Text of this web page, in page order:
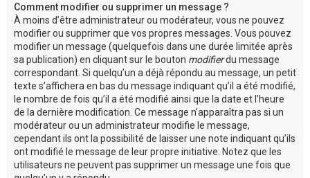
Comment modifier ou supprimer un message ?
À moins d’être administrateur ou modérateur, vous ne pouvez
modifier ou supprimer que vos propres messages. Vous pouvez
modifier un message (quelquefois dans une durée limitée après
sa publication) en cliquant sur le bouton modifierdu message
correspondant. Si quelqu’un a déjà répondu au message, un petit
texte s’affichera en bas du message indiquant qu’il a été modifié,
le nombre de fois qu’il a été modifié ainsi que la date et l’heure
de la dernière modification. Ce message n’apparaîtra pas si un
modérateur ou un administrateur modifie le message,
cependant ils ont la possibilité de laisser une note indiquant qu’ils
ont modifié le message de leur propre initiative. Notez que les
utilisateurs ne peuvent pas supprimer un message une fois que